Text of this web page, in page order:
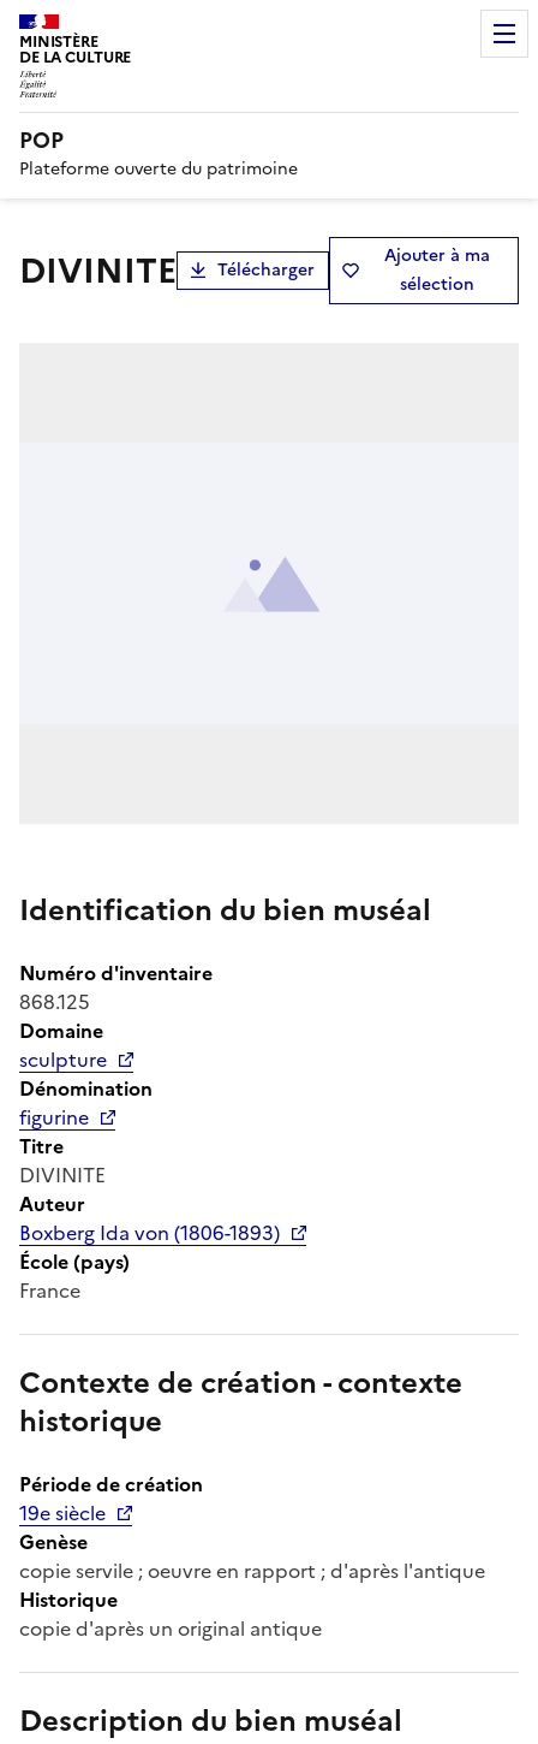
MINISTÈRE
DE LA CULTURE
POP
Plateforme ouverte du patrimoine
DIVINITE Télécharger
Ajouter à ma
sélection
Identification du bien muséal
Numéro d'inventaire
868.125
Domaine
sculpture
Dénomination
figurine
Titre
DIVINITE
Auteur
Boxberg Ida von (1806-1893)
École (pays)
France
Contexte de création - contexte
historique
Période de création
19e siècle
Genèse
copie servile ; oeuvre en rapport ; d'après l'antique
Historique
copie d'après un original antique
Description du bien muséal